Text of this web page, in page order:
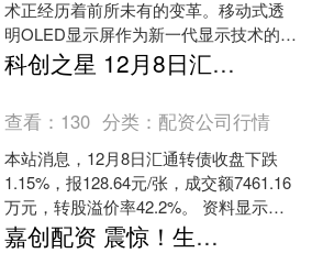
术正经历着前所未有的变革。移动式透
明OLED显示屏作为新一代显示技术的代
表，凭借其独特的透明显示特性与移动
便携优势，正在商业展....
科创之星 12月8日汇通转债下跌115%，转股溢价率422%
查看： 130 分类： 配资公司行情
本站消息，12月8日汇通转债收盘下跌
1.15%，报128.64元/张，成交额7461.16
万元，转股溢价率42.2%。 资料显示，
汇通转债信用级别为“AA-”，....
嘉创配资 震惊！生发品牌大揭秘，这款效果最好，你竟还不知道？